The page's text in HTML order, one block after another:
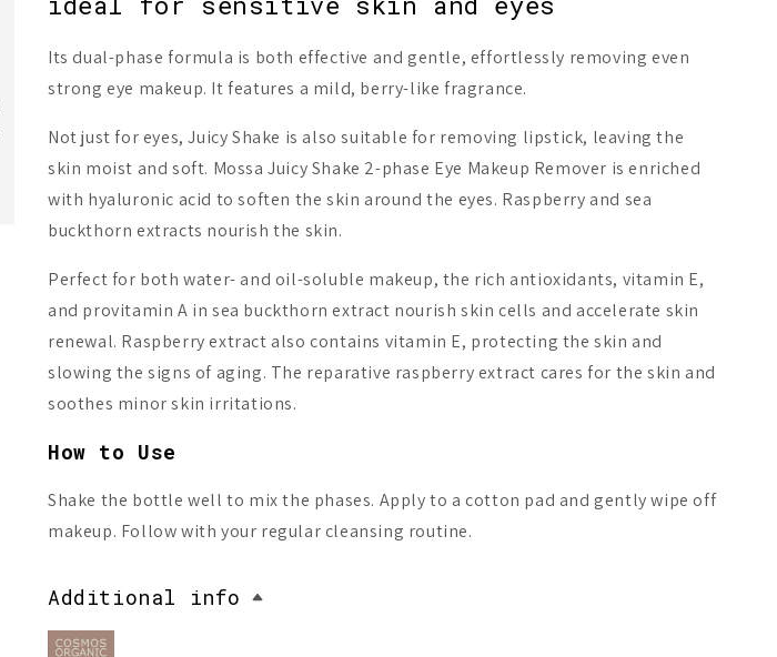
Its dual-phase formula is both effective and gentle, effortlessly removing even
strong eye makeup. It features a mild, berry-like fragrance.
Not just for eyes, Juicy Shake is also suitable for removing lipstick, leaving the
skin moist and soft. Mossa Juicy Shake 2-phase Eye Makeup Remover is enriched
with hyaluronic acid to soften the skin around the eyes. Raspberry and sea
buckthorn extracts nourish the skin.
Perfect for both water- and oil-soluble makeup, the rich antioxidants, vitamin E,
and provitamin A in sea buckthorn extract nourish skin cells and accelerate skin
renewal. Raspberry extract also contains vitamin E, protecting the skin and
slowing the signs of aging. The reparative raspberry extract cares for the skin and
soothes minor skin irritations.
How to Use
Shake the bottle well to mix the phases. Apply to a cotton pad and gently wipe off
makeup. Follow with your regular cleansing routine.
Additional info